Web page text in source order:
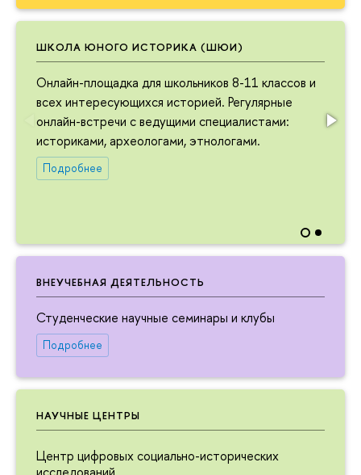
ШКОЛА ЮНОГО ИСТОРИКА (ШЮИ)
Онлайн-площадка для школьников 8-11 классов и
всех интересующихся историей. Регулярные
онлайн-встречи с ведущими специалистами:
историками, археологами, этнологами.
Подробнее
ВНЕУЧЕБНАЯ ДЕЯТЕЛЬНОСТЬ
Студенческие научные семинары и клубы
Подробнее
НАУЧНЫЕ ЦЕНТРЫ
Центр цифровых социально-исторических